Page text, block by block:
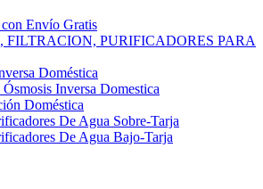
Envío Gratis
FILTRACION, PURIFICADORES PARA
Doméstica
Ósmosis Inversa Domestica
Doméstica
De Agua Sobre-Tarja
De Agua Bajo-Tarja